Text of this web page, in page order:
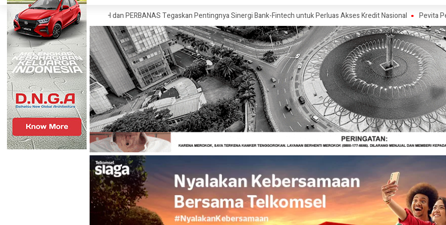
Kedua AFTECH dan PERBANAS Tegaskan Pentingnya Sinergi Bank-Fintech untuk Perluas Akses Kredit Nasional Pevita Pearce